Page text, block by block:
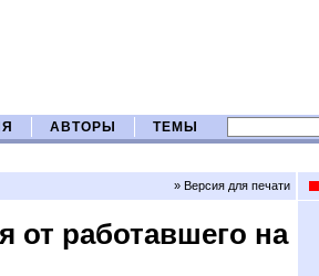
АВТОРЫ ТЕМЫ
» Версия для печати
от работавшего на